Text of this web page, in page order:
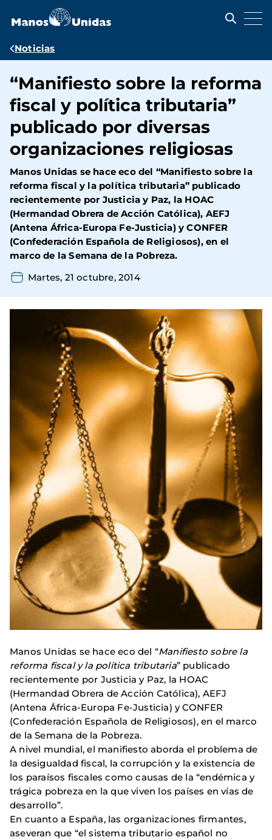
contenido
Ruta
navegación
Noticias
“Manifiesto sobre la reforma
fiscal y política tributaria”
publicado por diversas
organizaciones religiosas
Manos Unidas se hace eco del “Manifiesto sobre la
reforma fiscal y la política tributaria” publicado
recientemente por Justicia y Paz, la HOAC
(Hermandad Obrera de Acción Católica), AEFJ
(Antena África-Europa Fe-Justicia) y CONFER
(Confederación Española de Religiosos), en el
marco de la Semana de la Pobreza.
Martes, 21 octubre, 2014
Manos Unidas se hace eco del “Manifiesto sobre la
reforma fiscal y la política tributaria” publicado
recientemente por Justicia y Paz, la HOAC
(Hermandad Obrera de Acción Católica), AEFJ
(Antena África-Europa Fe-Justicia) y CONFER
(Confederación Española de Religiosos), en el marco
de la Semana de la Pobreza.
A nivel mundial, el manifiesto aborda el problema de
la desigualdad fiscal, la corrupción y la existencia de
los paraísos fiscales como causas de la “endémica y
trágica pobreza en la que viven los países en vías de
desarrollo”.
En cuanto a España, las organizaciones firmantes,
aseveran que “el sistema tributario español no